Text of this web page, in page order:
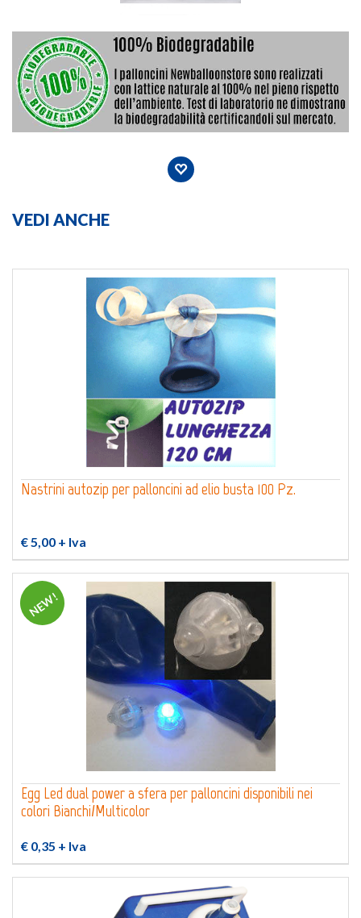
VEDI ANCHE
Nastrini autozip per palloncini ad elio busta 100 Pz.
€ 5,00 + Iva
NEW!
Egg Led dual power a sfera per palloncini disponibili nei
colori Bianchi/Multicolor
€ 0,35 + Iva